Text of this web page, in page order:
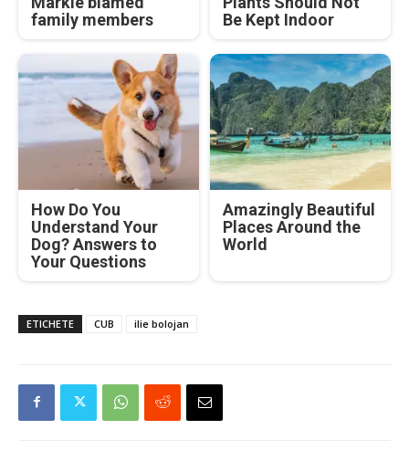
family members
Be Kept Indoor
How Do You
Understand Your
Dog? Answers to
Your Questions
Amazingly Beautiful
Places Around the
World
ETICHETE CUB ilie bolojan